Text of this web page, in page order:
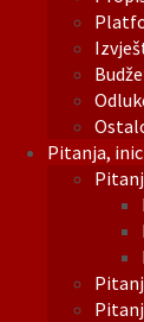
Pitanja,